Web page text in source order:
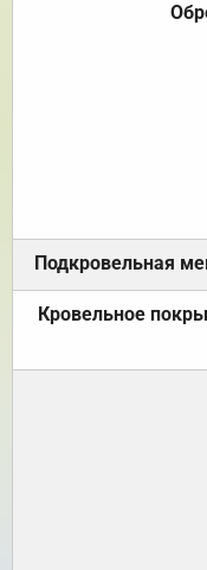
Подкровельная
Кровельное